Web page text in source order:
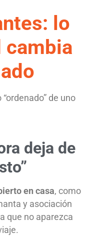
lo
cambia
de uno
deja de
en casa, como
y asociación
que no aparezca